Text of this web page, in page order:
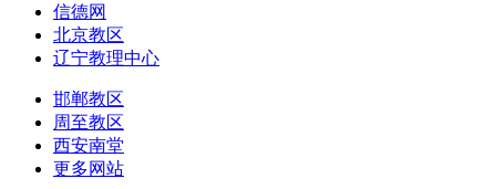
信德网
北京教区
辽宁教理中心
邯郸教区
周至教区
西安南堂
更多网站